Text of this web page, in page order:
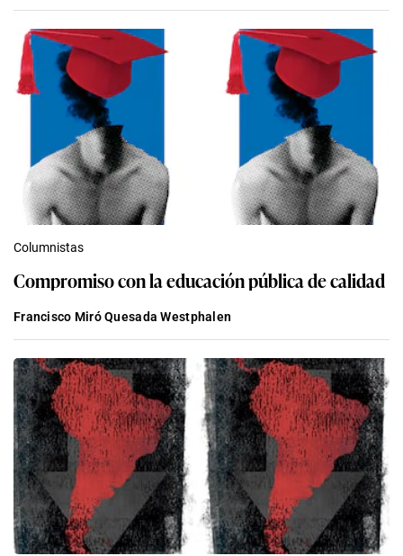
Columnistas
Compromiso con la educación pública de calidad
Francisco Miró Quesada Westphalen